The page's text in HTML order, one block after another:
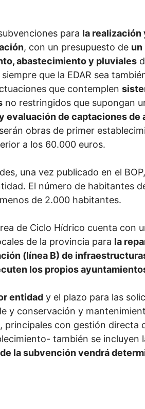
para la
, con un presupuesto de un
abastecimiento y pluviales
siempre que la EDAR sea
que contemplen
no restringidos que supongan
evaluación de captaciones de
obras de primer
a los 60.000 euros.
una vez publicado en el
El número de habitantes
de 2.000 habitantes.
de Ciclo Hídrico cuenta con
de la provincia para la
(línea B) de
los propios
entidad y el plazo para las
y conservación y
principales con gestión directa
también se incluyen
la subvención vendrá